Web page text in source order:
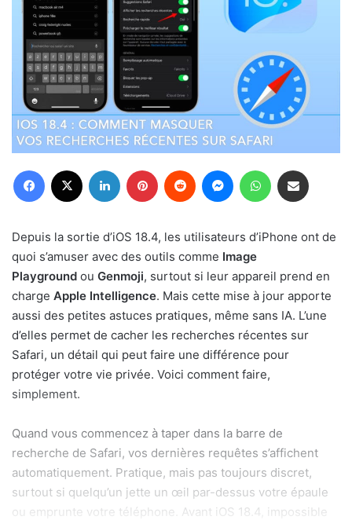
Facebook Linkedin Pinterest Reddit MessengerWhatsApp
Depuis la sortie d’iOS 18.4, les utilisateurs d’iPhone ont de
quoi s’amuser avec des outils comme Image
Playground ou Genmoji, surtout si leur appareil prend en
charge Apple Intelligence. Mais cette mise à jour apporte
aussi des petites astuces pratiques, même sans IA. L’une
d’elles permet de cacher les recherches récentes sur
Safari, un détail qui peut faire une différence pour
protéger votre vie privée. Voici comment faire,
simplement.
Quand vous commencez à taper dans la barre de
recherche de Safari, vos dernières requêtes s’affichent
automatiquement. Pratique, mais pas toujours discret,
surtout si quelqu’un jette un œil par-dessus votre épaule
ou emprunte votre téléphone. Avant iOS 18.4, impossible